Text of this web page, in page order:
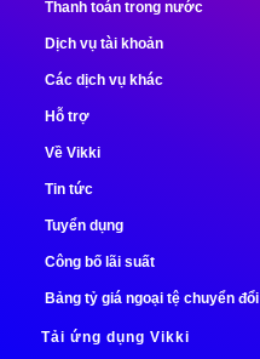
Thanh toán trong nước
Dịch vụ tài khoản
Các dịch vụ khác
Hỗ trợ
Về Vikki
Tin tức
Tuyển dụng
Công bố lãi suất
Bảng tỷ giá ngoại tệ chuyển đổi
Tải ứng dụng Vikki